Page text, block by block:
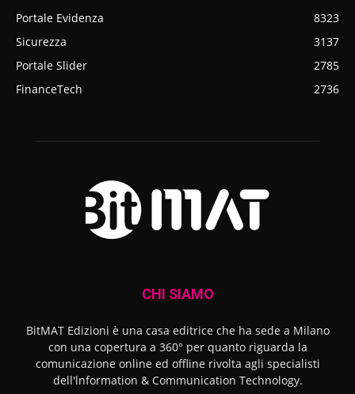
Portale Evidenza
8323
Sicurezza
3137
Portale Slider
2785
FinanceTech
2736
CHI SIAMO
BitMAT Edizioni è una casa editrice che ha sede a Milano
con una copertura a 360° per quanto riguarda la
comunicazione online ed offline rivolta agli specialisti
dell'lnformation & Communication Technology.